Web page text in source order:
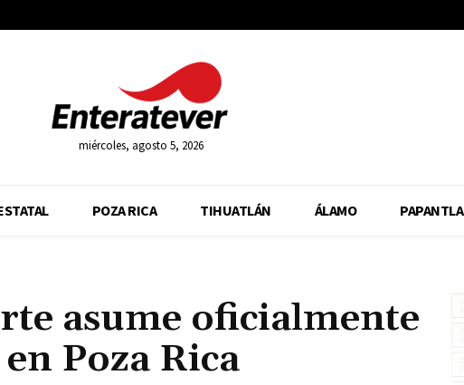
miércoles, agosto 5, 2026
POZA RICA TIHUATLÁN ÁLAMO PAPANTLA
asume oficialmente
Poza Rica